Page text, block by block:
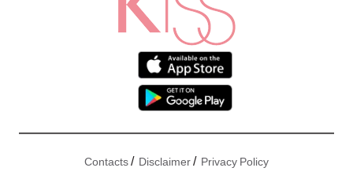
Contacts/ Disclaimer/ Privacy Policy